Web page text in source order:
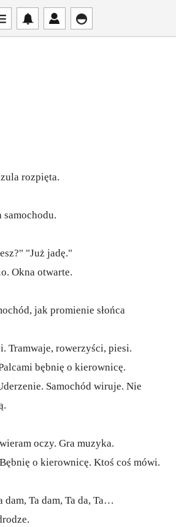
rozpięta.
samochodu.
"Już jadę."
Okna otwarte.
jak promienie słońca
Tramwaje, rowerzyści, piesi.
bębnię o kierownicę.
Samochód wiruje. Nie
oczy. Gra muzyka.
o kierownicę. Ktoś coś mówi.
dam, Ta dam, Ta da, Ta…